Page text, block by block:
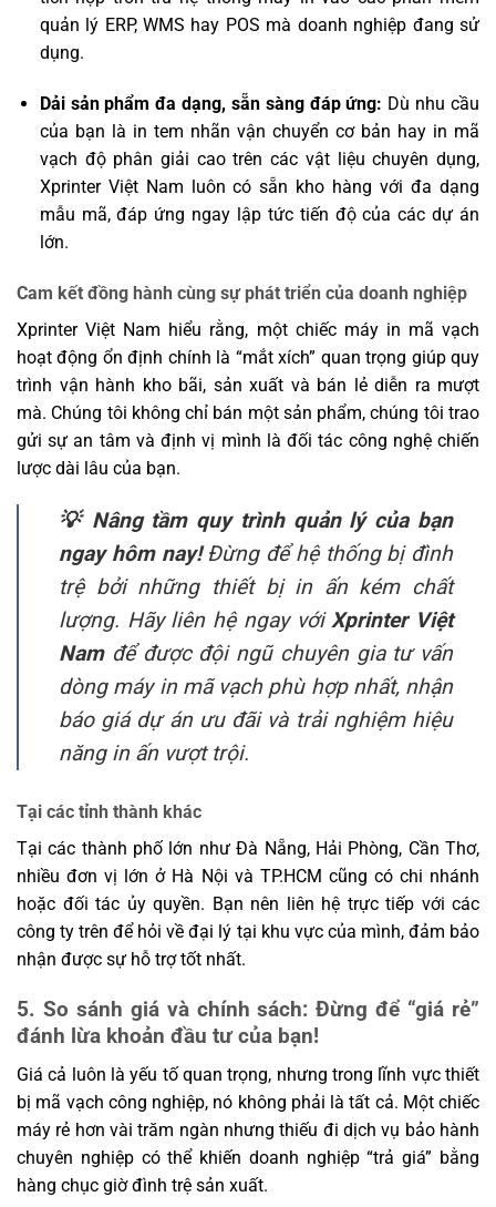
quản lý ERP, WMS hay POS mà doanh nghiệp đang sử
dụng.
Dải sản phẩm đa dạng, sẵn sàng đáp ứng: Dù nhu cầu
của bạn là in tem nhãn vận chuyển cơ bản hay in mã
vạch độ phân giải cao trên các vật liệu chuyên dụng,
Xprinter Việt Nam luôn có sẵn kho hàng với đa dạng
mẫu mã, đáp ứng ngay lập tức tiến độ của các dự án
lớn.
Cam kết đồng hành cùng sự phát triển của doanh nghiệp
Xprinter Việt Nam hiểu rằng, một chiếc máy in mã vạch
hoạt động ổn định chính là “mắt xích” quan trọng giúp quy
trình vận hành kho bãi, sản xuất và bán lẻ diễn ra mượt
mà. Chúng tôi không chỉ bán một sản phẩm, chúng tôi trao
gửi sự an tâm và định vị mình là đối tác công nghệ chiến
lược dài lâu của bạn.
💡 Nâng tầm quy trình quản lý của bạn
ngay hôm nay!Đừng để hệ thống bị đình
trệ bởi những thiết bị in ấn kém chất
lượng. Hãy liên hệ ngay vớiXprinter Việt
Namđể được đội ngũ chuyên gia tư vấn
dòng máy in mã vạch phù hợp nhất, nhận
báo giá dự án ưu đãi và trải nghiệm hiệu
năng in ấn vượt trội.
Tại các tỉnh thành khác ️
Tại các thành phố lớn như Đà Nẵng, Hải Phòng, Cần Thơ,
nhiều đơn vị lớn ở Hà Nội và TP.HCM cũng có chi nhánh
hoặc đối tác ủy quyền. Bạn nên liên hệ trực tiếp với các
công ty trên để hỏi về đại lý tại khu vực của mình, đảm bảo
nhận được sự hỗ trợ tốt nhất.
5. So sánh giá và chính sách: Đừng để “giá rẻ”
đánh lừa khoản đầu tư của bạn!
Giá cả luôn là yếu tố quan trọng, nhưng trong lĩnh vực thiết
bị mã vạch công nghiệp, nó không phải là tất cả. Một chiếc
máy rẻ hơn vài trăm ngàn nhưng thiếu đi dịch vụ bảo hành
chuyên nghiệp có thể khiến doanh nghiệp “trả giá” bằng
hàng chục giờ đình trệ sản xuất.